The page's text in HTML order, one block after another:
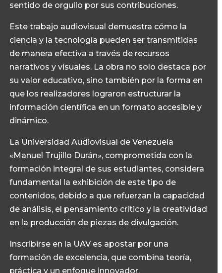
sentido de orgullo por sus contribuciones.
Este trabajo audiovisual demuestra cómo la
ciencia y la tecnología pueden ser transmitidas
de manera efectiva a través de recursos
narrativos y visuales. La obra no solo destaca por
su valor educativo, sino también por la forma en
que los realizadores lograron estructurar la
información científica en un formato accesible y
dinámico.
La Universidad Audiovisual de Venezuela
«Manuel Trujillo Durán», comprometida con la
formación integral de sus estudiantes, considera
fundamental la exhibición de este tipo de
contenidos, debido a que refuerzan la capacidad
de análisis, el pensamiento crítico y la creatividad
en la producción de piezas de divulgación.
Inscribirse en la UAV es apostar por una
formación de excelencia, que combina teoría,
práctica y un enfoque innovador.